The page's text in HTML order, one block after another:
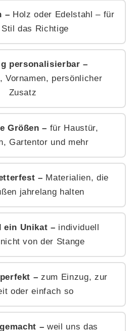
– Holz oder Edelstahl – für
Stil das Richtige
personalisierbar –
Vornamen, persönlicher
Zusatz
Größen – für Haustür,
Gartentor und mehr
– Materialien, die
jahrelang halten
ein Unikat – individuell
von der Stange
– zum Einzug, zur
oder einfach so
– weil uns das